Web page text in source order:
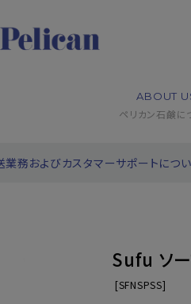
ABOUT
ペリカン石鹸に
務およびカスタマーサポートにつ
Sufu ソー
[SFNSPSS]